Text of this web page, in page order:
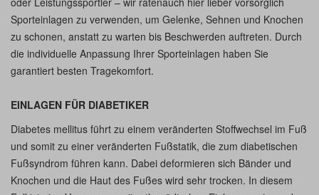
Sporteinlagen zu verwenden, um Gelenke, Sehnen und Knochen
zu schonen, anstatt zu warten bis Beschwerden auftreten. Durch
die individuelle Anpassung Ihrer Sporteinlagen haben Sie
garantiert besten Tragekomfort.
EINLAGEN FÜR DIABETIKER
Diabetes mellitus führt zu einem veränderten Stoffwechsel im Fuß
und somit zu einer veränderten Fußstatik, die zum diabetischen
Fußsyndrom führen kann. Dabei deformieren sich Bänder und
Knochen und die Haut des Fußes wird sehr trocken. In diesem